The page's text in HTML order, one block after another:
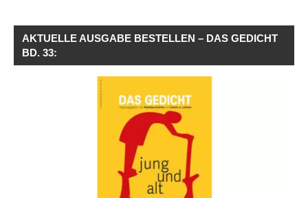
AKTUELLE AUSGABE BESTELLEN – DAS GEDICHT
BD. 33: